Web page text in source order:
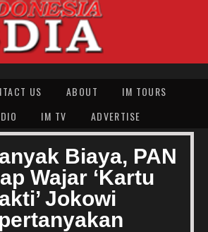
US ABOUT
IM TOURS
IM TV ADVERTISE
Biaya, PAN
Wajar ‘Kartu
Jokowi